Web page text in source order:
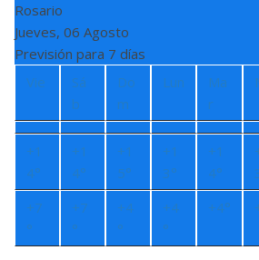
Rosario
Jueves, 06 Agosto
Previsión para 7 días
Vie
Sá
b
Do
m
Lun
Ma
r
+1
4°
+1
4°
+1
5°
+1
3°
+1
4°
+7
°
+7
°
+4
°
+4
°
+4°